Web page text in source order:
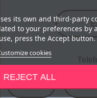
its own and third-party
to your preferences by
press the Accept button.
cookies
REJECT ALL